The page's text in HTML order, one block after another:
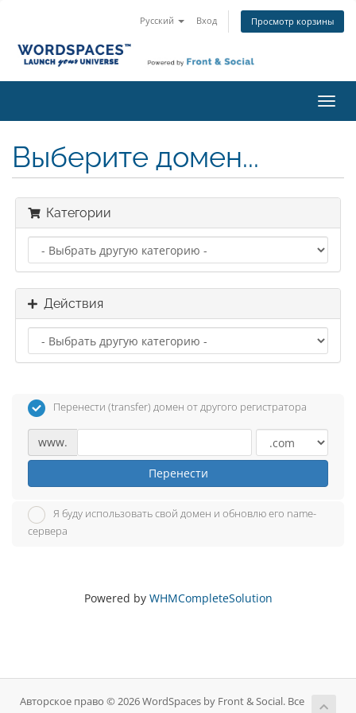
Русский Вход Просмотр корзины
Выберите домен...
Категории
Действия
Перенести (transfer) домен от другого регистратора
www.
Перенести
Я буду использовать свой домен и обновлю его name-
сервера
Powered by WHMCompleteSolution
Авторское право © 2026 WordSpaces by Front & Social. Все